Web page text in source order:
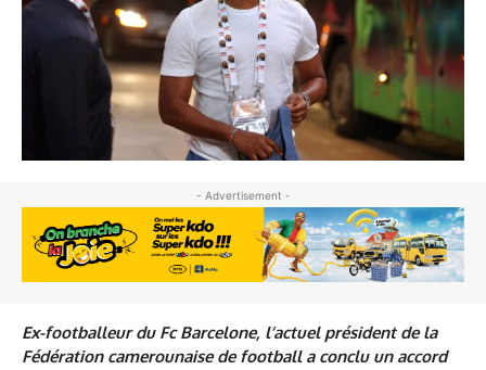
- Advertisement -
Ex-footballeur du Fc Barcelone, l’actuel président de la
Fédération camerounaise de football a conclu un accord